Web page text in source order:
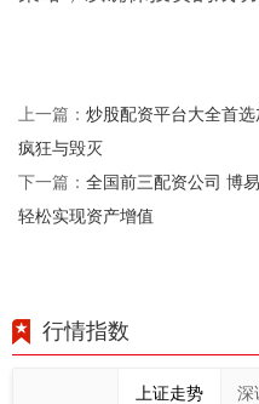
上一篇： 炒股配资平台大全首
疯狂与毁灭
下一篇： 全国前三配资公司 博
轻松实现资产增值
行情指数
上证走势 深